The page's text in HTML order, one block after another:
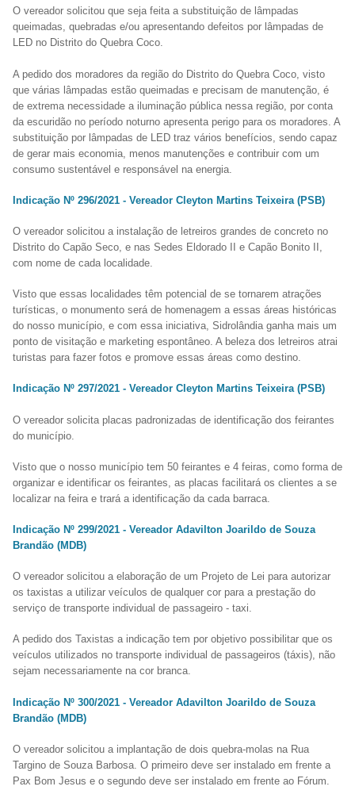
O vereador solicitou que seja feita a substituição de lâmpadas
queimadas, quebradas e/ou apresentando defeitos por lâmpadas de
LED no Distrito do Quebra Coco.
A pedido dos moradores da região do Distrito do Quebra Coco, visto
que várias lâmpadas estão queimadas e precisam de manutenção, é
de extrema necessidade a iluminação pública nessa região, por conta
da escuridão no período noturno apresenta perigo para os moradores. A
substituição por lâmpadas de LED traz vários benefícios, sendo capaz
de gerar mais economia, menos manutenções e contribuir com um
consumo sustentável e responsável na energia.
Indicação Nº 296/2021 - Vereador Cleyton Martins Teixeira (PSB)
O vereador solicitou a instalação de letreiros grandes de concreto no
Distrito do Capão Seco, e nas Sedes Eldorado II e Capão Bonito II,
com nome de cada localidade.
Visto que essas localidades têm potencial de se tornarem atrações
turísticas, o monumento será de homenagem a essas áreas históricas
do nosso município, e com essa iniciativa, Sidrolândia ganha mais um
ponto de visitação e marketing espontâneo. A beleza dos letreiros atrai
turistas para fazer fotos e promove essas áreas como destino.
Indicação Nº 297/2021 - Vereador Cleyton Martins Teixeira (PSB)
O vereador solicita placas padronizadas de identificação dos feirantes
do município.
Visto que o nosso município tem 50 feirantes e 4 feiras, como forma de
organizar e identificar os feirantes, as placas facilitará os clientes a se
localizar na feira e trará a identificação da cada barraca.
Indicação Nº 299/2021 - Vereador Adavilton Joarildo de Souza
Brandão (MDB)
O vereador solicitou a elaboração de um Projeto de Lei para autorizar
os taxistas a utilizar veículos de qualquer cor para a prestação do
serviço de transporte individual de passageiro - taxi.
A pedido dos Taxistas a indicação tem por objetivo possibilitar que os
veículos utilizados no transporte individual de passageiros (táxis), não
sejam necessariamente na cor branca.
Indicação Nº 300/2021 - Vereador Adavilton Joarildo de Souza
Brandão (MDB)
O vereador solicitou a implantação de dois quebra-molas na Rua
Targino de Souza Barbosa. O primeiro deve ser instalado em frente a
Pax Bom Jesus e o segundo deve ser instalado em frente ao Fórum.